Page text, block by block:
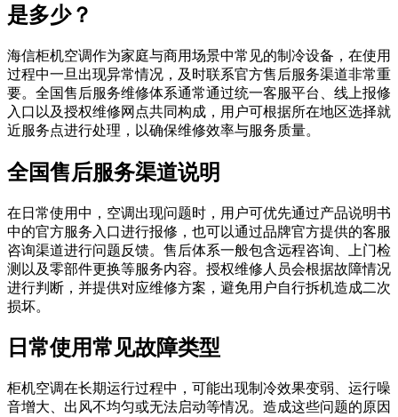
是多少？
海信柜机空调作为家庭与商用场景中常见的制冷设备，在使用
过程中一旦出现异常情况，及时联系官方售后服务渠道非常重
要。全国售后服务维修体系通常通过统一客服平台、线上报修
入口以及授权维修网点共同构成，用户可根据所在地区选择就
近服务点进行处理，以确保维修效率与服务质量。
全国售后服务渠道说明
在日常使用中，空调出现问题时，用户可优先通过产品说明书
中的官方服务入口进行报修，也可以通过品牌官方提供的客服
咨询渠道进行问题反馈。售后体系一般包含远程咨询、上门检
测以及零部件更换等服务内容。授权维修人员会根据故障情况
进行判断，并提供对应维修方案，避免用户自行拆机造成二次
损坏。
日常使用常见故障类型
柜机空调在长期运行过程中，可能出现制冷效果变弱、运行噪
音增大、出风不均匀或无法启动等情况。造成这些问题的原因